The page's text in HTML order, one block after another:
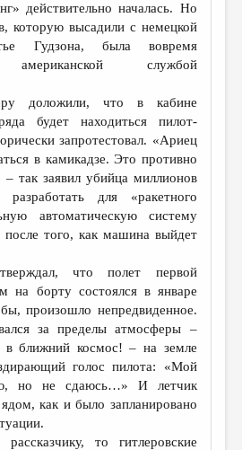
действительно началась. Но
которую высадили с немецкой
Гудзона, была вовремя
американской службой
доложили, что в кабине
будет находиться пилот-
запротестовал. «Ариец
в камикадзе. Это противно
так заявил убийца миллионов
для «ракетного
автоматическую систему
после того, как машина выйдет
что полет первой
на борту состоялся в январе
произошло непредвиденное.
за пределы атмосферы –
в ближний космос! – на земле
голос пилота: «Мой
но не сдаюсь…» И летчик
как и было запланировано
то гитлеровские